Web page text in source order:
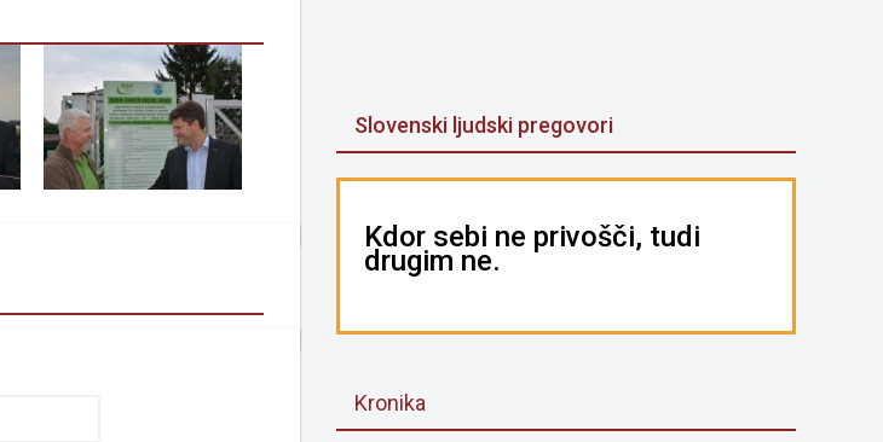
Slovenski ljudski pregovori
Kdor sebi ne privošči, tudi
drugim ne.
Kronika